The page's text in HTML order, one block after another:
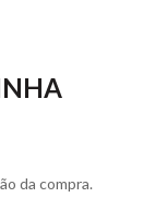
da compra.